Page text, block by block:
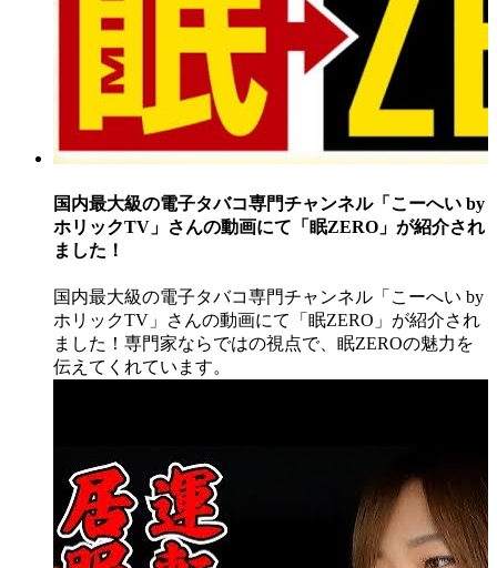
国内最大級の電子タバコ専門チャンネル「こーへい by
ホリックTV」さんの動画にて「眠ZERO」が紹介され
ました！
国内最大級の電子タバコ専門チャンネル「こーへい by
ホリックTV」さんの動画にて「眠ZERO」が紹介され
ました！専門家ならではの視点で、眠ZEROの魅力を
伝えてくれています。